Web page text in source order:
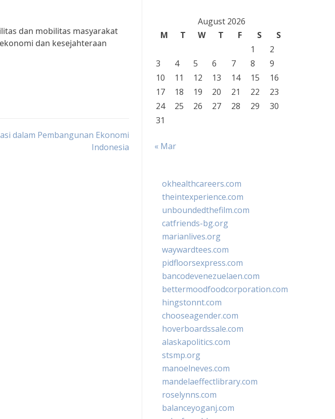
dan mobilitas masyarakat
dan kesejahteraan
dalam Pembangunan Ekonomi
Indonesia
August 2026
M
T W T F S
S
1
2
3
4 5 6 7 8
9
10
11 12 13 14 15
16
17
18 19 20 21 22
23
24
25 26 27 28 29
30
31
« Mar
okhealthcareers.com
theintexperience.com
unboundedthefilm.com
catfriends-bg.org
marianlives.org
waywardtees.com
pidfloorsexpress.com
bancodevenezuelaen.com
bettermoodfoodcorporation.com
hingstonnt.com
chooseagender.com
hoverboardssale.com
alaskapolitics.com
stsmp.org
manoelneves.com
mandelaeffectlibrary.com
roselynns.com
balanceyoganj.com